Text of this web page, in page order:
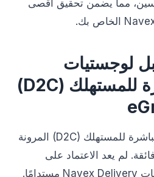
مما يضمن تحقيق أقصى
لوجستيات
التجارة المباشرة للمستهلك (D2C)
يتطلب مشهد التجارة المباشرة للمستهلك (D2C) المرونة
لم يعد الاعتماد على
العمليات اليدوية للوجستيات Navex Delivery مستدامًا.